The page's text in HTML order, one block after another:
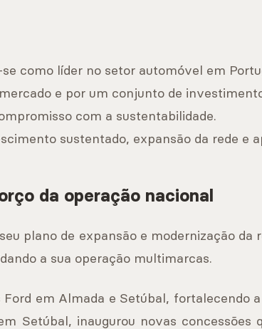
como líder no setor automóvel em
e por um conjunto de
com a sustentabilidade.
sustentado, expansão da rede e
da operação nacional
plano de expansão e modernização
a sua operação multimarcas.
em Almada e Setúbal, fortalecendo
Setúbal, inaugurou novas